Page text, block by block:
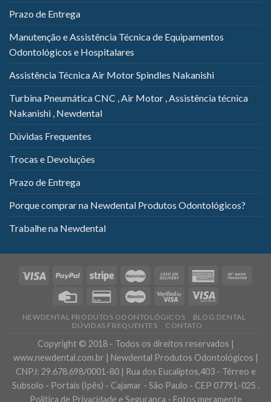
Prazo de Entrega
Manutenção e Assistência Técnica de Equipamentos
Odontológicos e Hospitalares
Assistência Técnica Air Motor Spindles Nakanishi
Turbina Pneumática CNC , Air Motor , Assistência técnica
Nakanishi , Newdental
Dúvidas Frequentes
Trocas e Devoluções
Prazo de Entrega
Porque comprar na Newdental Produtos Odontológicos?
Trabalhe na Newdental
NEWDENTAL PRODUTOS ODONTOLÓGICOS
BLOG DENTAL
DÚVIDAS FREQUENTES
CONTATO
Copyright © 2018 - Todos os direitos reservados |
www.newdental.com.br | Newdental Produtos Odontológicos |
CNPJ: 29.678.698/0001-80 | Rua dos Eucaliptos,403 - Térreo e
Subsolo - Portais (Ipês) - Cajamar - São Paulo - CEP 07791-025 .
Política de Privacidade e Segurança - Fotos meramente